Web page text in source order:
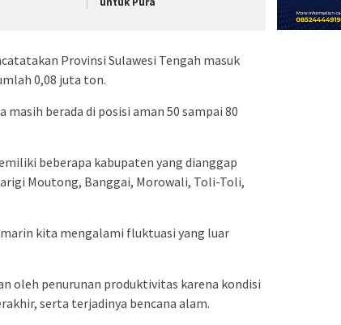
Provinsi Sulawesi Tengah masuk
0,08 juta ton.
berada di posisi aman 50 sampai 80
beberapa kabupaten yang dianggap
Moutong, Banggai, Morowali, Toli-Toli,
kita mengalami fluktuasi yang luar
oleh penurunan produktivitas karena kondisi
serta terjadinya bencana alam.